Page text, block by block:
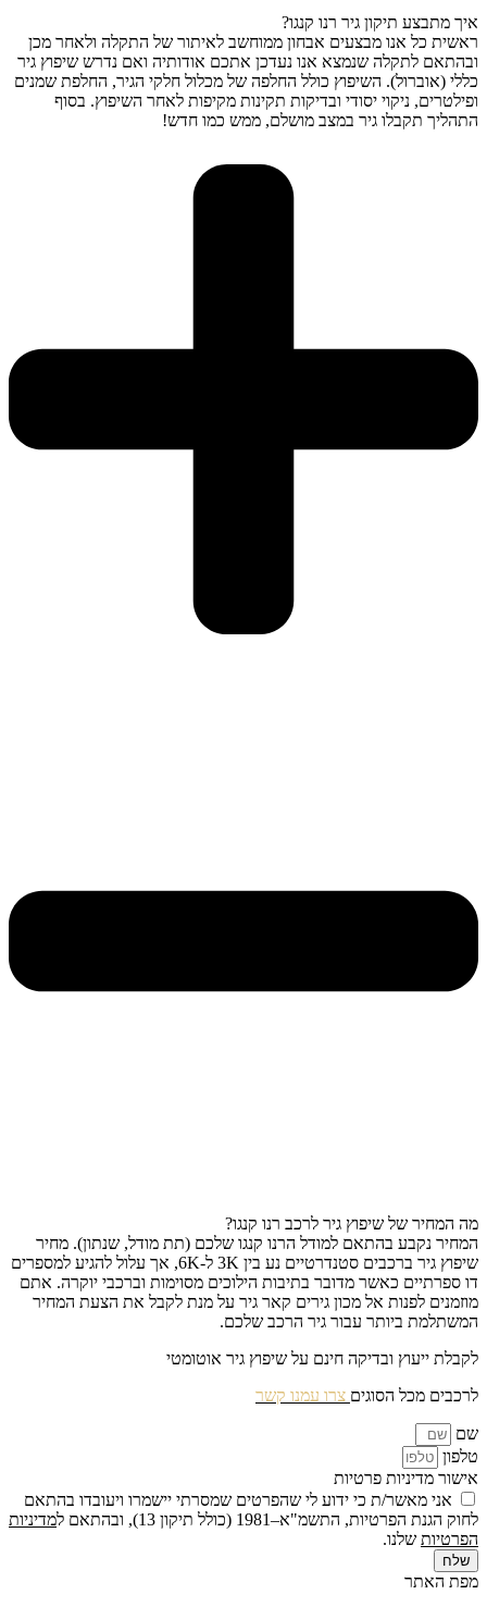
איך מתבצע תיקון גיר רנו קנגו?
ראשית כל אנו מבצעים אבחון ממוחשב לאיתור של התקלה ולאחר מכן
ובהתאם לתקלה שנמצא אנו נעדכן אתכם אודותיה ואם נדרש שיפוץ גיר
כללי (אוברול). השיפוץ כולל החלפה של מכלול חלקי הגיר, החלפת שמנים
ופילטרים, ניקוי יסודי ובדיקות תקינות מקיפות לאחר השיפוץ. בסוף
התהליך תקבלו גיר במצב מושלם, ממש כמו חדש!
מה המחיר של שיפוץ גיר לרכב רנו קנגו?
המחיר נקבע בהתאם למודל הרנו קנגו שלכם (תת מודל, שנתון). מחיר
שיפוץ גיר ברכבים סטנדרטיים נע בין 3K ל-6K, אך עלול להגיע למספרים
דו ספרתיים כאשר מדובר בתיבות הילוכים מסוימות וברכבי יוקרה. אתם
מוזמנים לפנות אל מכון גירים קאר גיר על מנת לקבל את הצעת המחיר
המשתלמת ביותר עבור גיר הרכב שלכם.
לקבלת ייעוץ ובדיקה חינם על שיפוץ גיר אוטומטי
לרכבים מכל הסוגים צרו עמנו קשר
שם
טלפון
אישור מדיניות פרטיות
אני מאשר/ת כי ידוע לי שהפרטים שמסרתי יישמרו ויעובדו בהתאם
לחוק הגנת הפרטיות, התשמ"א–1981 (כולל תיקון 13), ובהתאם ל
מדיניות
הפרטיות שלנו.
שלח
מפת האתר